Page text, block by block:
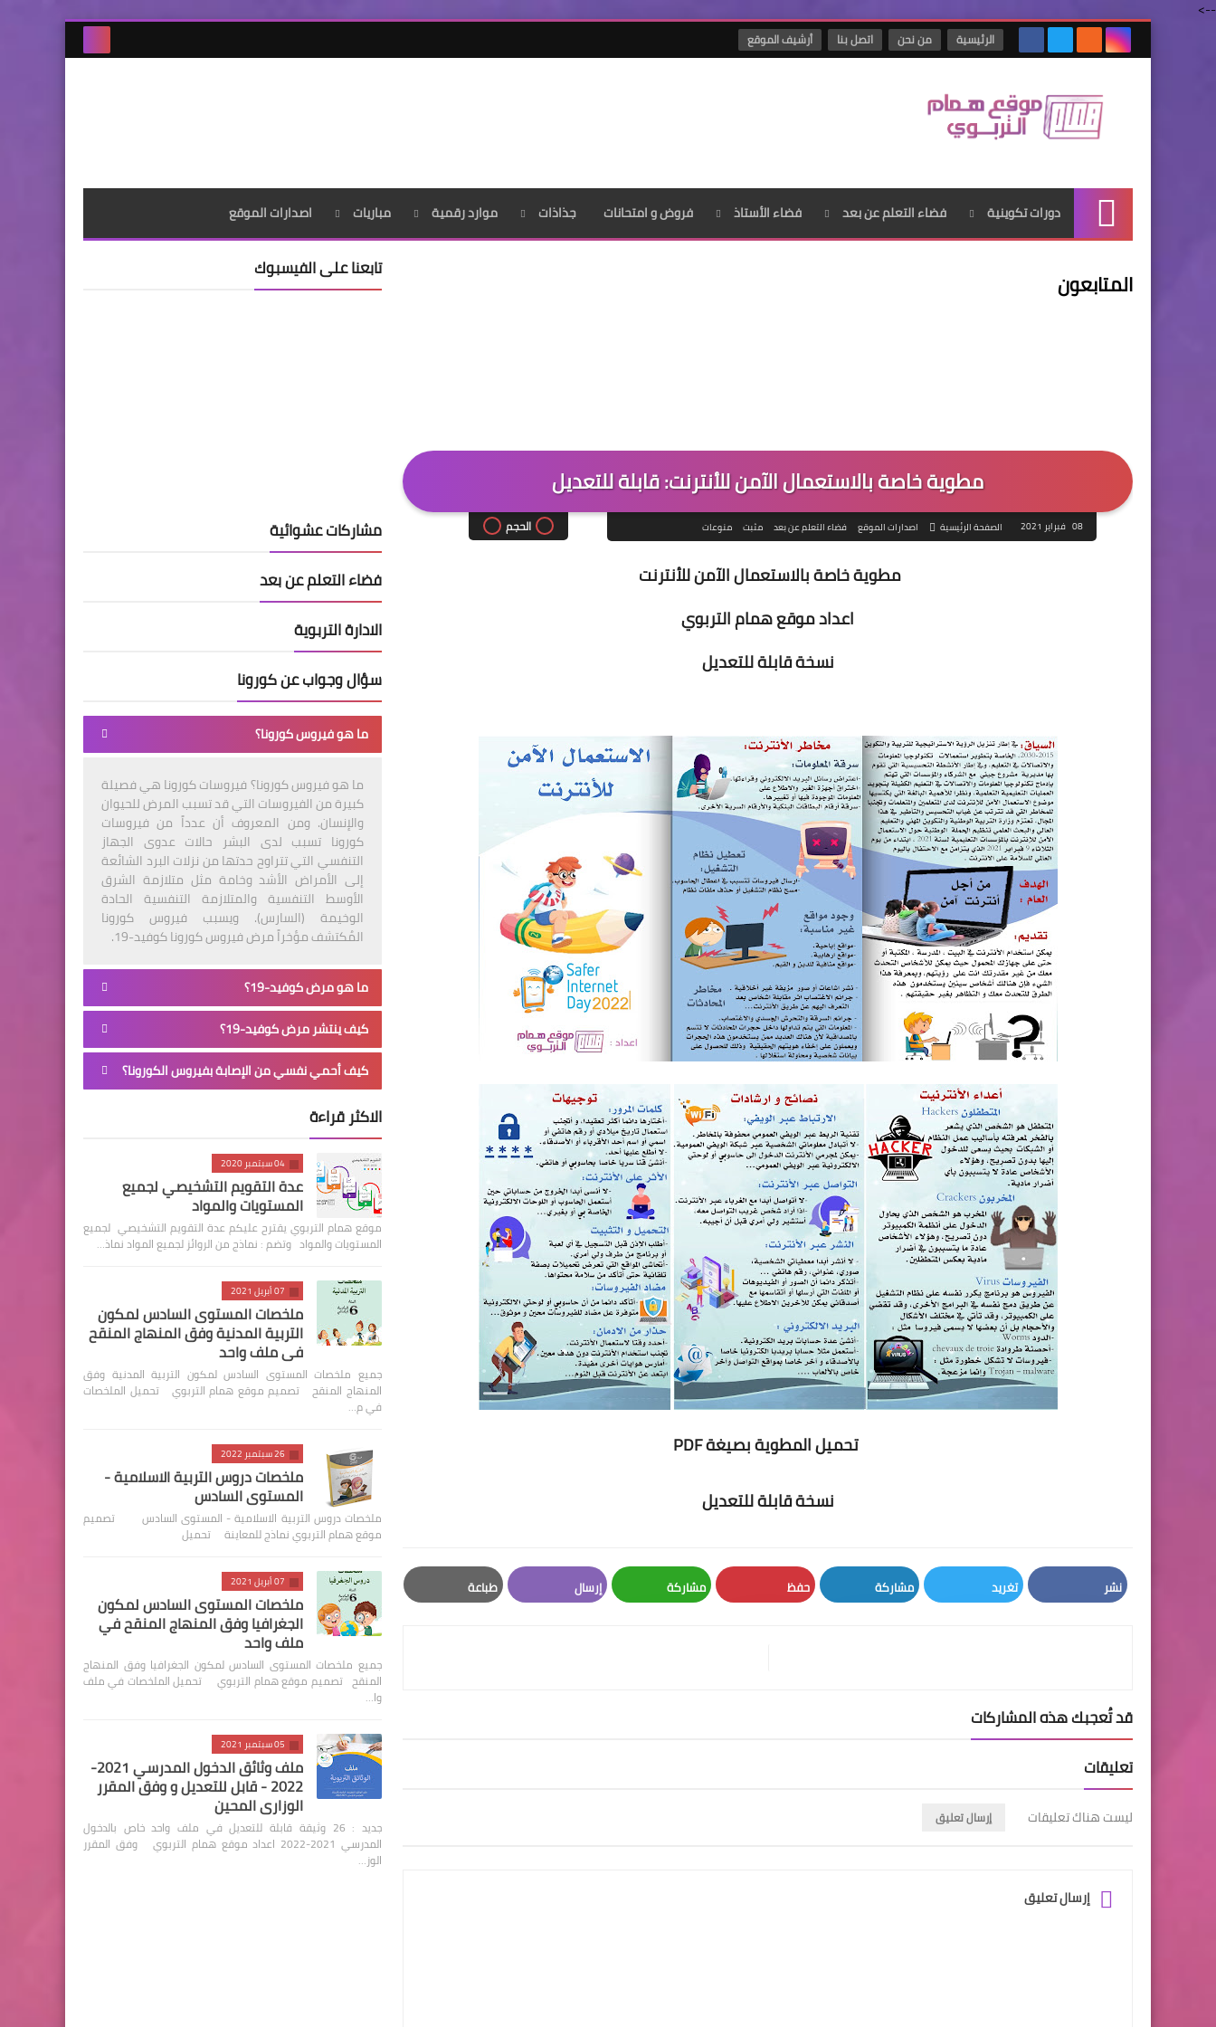
-->
الرئيسية من نحن اتصل بنا أرشيف الموقع
الرئيسية
دورات تكوينية فضاء التعلم عن بعد فضاء الأستاذ فروض و امتحانات جذاذات موارد رقمية مباريات اصدارات الموقع
المتابعون
مطوية خاصة بالاستعمال الآمن للأنترنت: قابلة للتعديل
08 فبراير 2021 الصفحة الرئيسية اصدارات الموقع فضاء التعلم عن بعد مثبت منوعات الحجم
مطوية خاصة بالاستعمال الآمن للأنترنت
اعداد موقع همام التربوي
نسخة قابلة للتعديل
تحميل المطوية بصيغة PDF
نسخة قابلة للتعديل
نشر تغريد مشاركة حفظ مشاركة إرسال طباعة
قد تُعجبك هذه المشاركات
تعليقات
ليست هناك تعليقات إرسال تعليق
إرسال تعليق
تابعنا على الفيسبوك
مشاركات عشوائية
فضاء التعلم عن بعد
الادارة التربوية
سؤال وجواب عن كورونا
ما هو فيروس كورونا؟
ما هو فيروس كورونا؟ فيروسات كورونا هي فصيلة
كبيرة من الفيروسات التي قد تسبب المرض للحيوان
والإنسان. ومن المعروف أن عدداً من فيروسات
كورونا تسبب لدى البشر حالات عدوى الجهاز
التنفسي التي تتراوح حدتها من نزلات البرد الشائعة
إلى الأمراض الأشد وخامة مثل متلازمة الشرق
الأوسط التنفسية والمتلازمة التنفسية الحادة
الوخيمة (السارس). ويسبب فيروس كورونا
المُكتشف مؤخراً مرض فيروس كورونا كوفيد-19.
ما هو مرض كوفيد-19؟
كيف ينتشر مرض كوفيد-19؟
كيف أحمي نفسي من الإصابة بفيروس الكورونا؟
الاكثر قراءة
04 سبتمبر 2020
عدة التقويم التشخيصي لجميع
المستويات والمواد
موقع همام التربوي يقترح عليكم عدة التقويم التشخيصي لجميع
المستويات والمواد وتضم : نماذج من الروائز لجميع المواد نماذ…
07 أبريل 2021
ملخصات المستوى السادس لمكون
التربية المدنية وفق المنهاج المنقح
في ملف واحد
جميع ملخصات المستوى السادس لمكون التربية المدنية وفق
المنهاج المنقح تصميم موقع همام التربوي تحميل الملخصات
في م…
26 سبتمبر 2022
ملخصات دروس التربية الاسلامية -
المستوى السادس
ملخصات دروس التربية الاسلامية - المستوى السادس تصميم
موقع همام التربوي نماذج للمعاينة تحميل
07 أبريل 2021
ملخصات المستوى السادس لمكون
الجغرافيا وفق المنهاج المنقح في
ملف واحد
جميع ملخصات المستوى السادس لمكون الجغرافيا وفق المنهاج
المنقح تصميم موقع همام التربوي تحميل الملخصات في ملف
وا…
05 سبتمبر 2021
ملف وثائق الدخول المدرسي 2021-
2022 - قابل للتعديل و وفق المقرر
الوزاري المحين
جديد : 26 وثيقة قابلة للتعديل في ملف واحد خاص بالدخول
المدرسي 2021-2022 اعداد موقع همام التربوي وفق المقرر
الوز…